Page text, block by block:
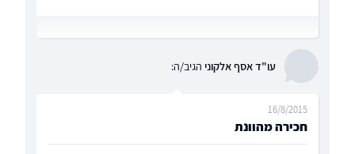
עו"ד אסף אלקוני הגיב/ה:
חכירה מהוונת
16/8/2015